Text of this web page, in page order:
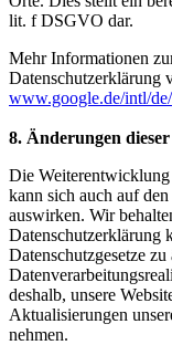
lit. f DSGVO dar.
Mehr Informationen
Datenschutzerklärung
www.google.de/intl/
8. Änderungen
Die Weiterentwicklung
kann sich auch auf
auswirken. Wir
Datenschutzerklärung
Datenschutzgesetze
deshalb, unsere
Aktualisierungen
nehmen.